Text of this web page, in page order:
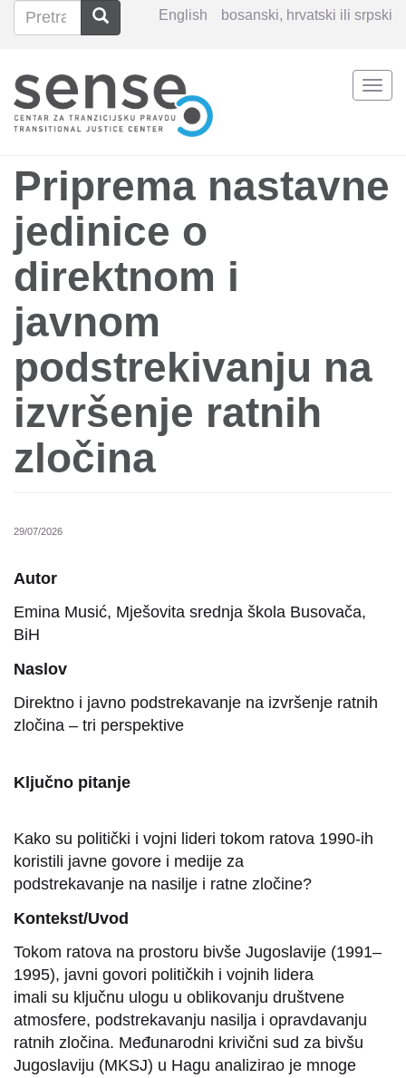
Skoči
na
sadržaj
English bosanski, hrvatski ili srpski
Search
Pretraga Pretraga
Priprema nastavne
jedinice o
direktnom i
javnom
podstrekivanju na
izvršenje ratnih
zločina
29/07/2026
Autor
Emina Musić, Mješovita srednja škola Busovača,
BiH
Naslov
Direktno i javno podstrekavanje na izvršenje ratnih
zločina – tri perspektive
Ključno pitanje
Kako su politički i vojni lideri tokom ratova 1990-ih
koristili javne govore i medije za
podstrekavanje na nasilje i ratne zločine?
Kontekst/Uvod
Tokom ratova na prostoru bivše Jugoslavije (1991–
1995), javni govori političkih i vojnih lidera
imali su ključnu ulogu u oblikovanju društvene
atmosfere, podstrekavanju nasilja i opravdavanju
ratnih zločina. Međunarodni krivični sud za bivšu
Jugoslaviju (MKSJ) u Hagu analizirao je mnoge